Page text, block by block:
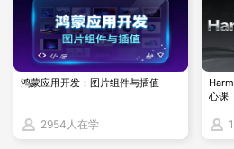
配备高质量的 RAG 引擎（简单说就
具）
有强大的智能体框架和灵活的流程编
和另一个工具 LangChain 相比，
要自己组装；Dify 则是搭好的 “脚手
鸿蒙应用开发：图片组件与插值
2954人在学
心课